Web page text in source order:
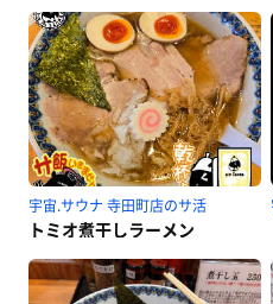
宇宙.サウナ 寺田町店のサ活
トミオ煮干しラーメン